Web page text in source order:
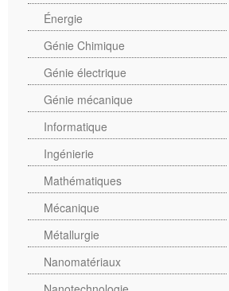
Énergie
Génie Chimique
Génie électrique
Génie mécanique
Informatique
Ingénierie
Mathématiques
Mécanique
Métallurgie
Nanomatériaux